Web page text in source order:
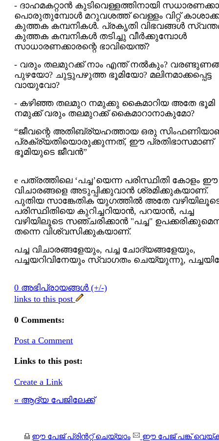
- ദാഹമകറ്റാന്‍ കുടിവെള്ളത്തിനായി
പൊരുതുമ്പോള്‍ മറുവശത്ത് വെള്ളം വിറ്റ്
കുത്തക കമ്പനികള്‍. പ്രകൃതി വിഭവങ്ങള്‍
കുത്തക കമ്പനികള്‍ തടിച്ചു വീര്‍ക്കുമ്പോള്‍
സാധാരണക്കാരന്റെ ഭാവിയെന്ത്?
- വരും തലമുറക്ക് നാം എന്ത് നല്‍കും?
പുഴയോ? ചുട്ടുപഴുത്ത ഭൂമിയോ? മലിനമാക്കപ്പെട്ട
വായുവോ?
- കഴിഞ്ഞ തലമുറ നമുക്കു കൈമാറിയ അതേ ഭൂമി
നമുക്ക് വരും തലമുറക്ക് കൈമാറാനാകുമോ?
“ജീവന്റെ അതിബ്ര്യഹത്തായ ഒരു
പ്രക്ര്യതിയൊരുക്കുന്നത്, ഈ പ്രതിഭാസമാണ്
ഭൂമിയുടെ ജീവന്‍”
e പത്രത്തിലെ ‘പച്ച’യെന്ന പരിസ്ഥിതി കോളം ഈ
വിചാരങ്ങളെ അടുപ്പിക്കുവാന്‍ ശ്രമിക്കുകയാണ്.
പുതിയ സാങ്കേതിക യുഗത്തില്‍ അതേ
പരിസ്ഥിതിയെ കുറിച്ചറിയാന്‍, പറയാന്‍, പച്ച
വഴിയിലൂടെ സഞ്ചരിക്കാന്‍ "പച്ച"
തന്നെ വിശ്വസിക്കുകയാണ്.
പച്ച വിചാര‍ങ്ങളേയും, പച്ച ചോദ്യങ്ങളേയും,
പച്ചയറിവിനേയും സ്വാഗതം ചെയ്യുന്നു,
0 അഭിപ്രായങ്ങള്‍ (+/-)
links to this post
0 Comments:
Post a Comment
Links to this post:
Create a Link
« ആദ്യ പേജിലേക്ക്
ഈ പേജ് പ്രിന്‍റ്റ് ചെയ്യാം ഈ പേജ് പങ്ക്